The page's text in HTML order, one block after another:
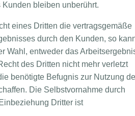
bleiben unberührt.
eines Dritten die vertragsgemäße
durch den Kunden, so
Wahl, entweder das
des Dritten nicht mehr verletzt
benötigte Befugnis zur Nutzung
Die Selbstvornahme durch
Dritter ist